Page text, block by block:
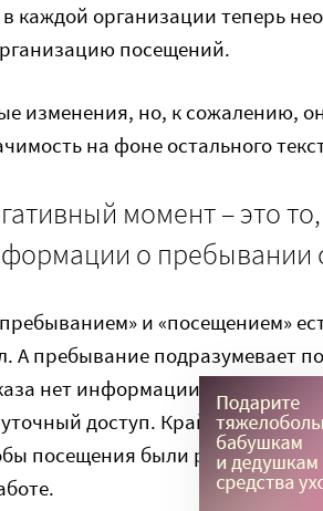
в каждой организации теперь
посещений.
изменения, но, к сожалению,
на фоне остального
момент – это
о пребывании
и «посещением»
А пребывание подразумевает
нет информации о времени
доступ. Крайне важно
посещения были разрешены